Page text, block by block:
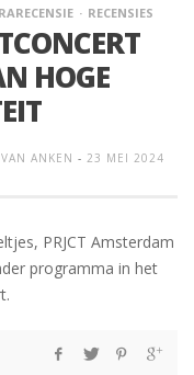
RECENSIES
HOGE
ANKEN - 23 MEI 2024
PRJCT Amsterdam
programma in het